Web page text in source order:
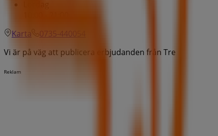
Karta
0735-440054
Vi är på väg att publicera erbjudanden från Tre
Reklam